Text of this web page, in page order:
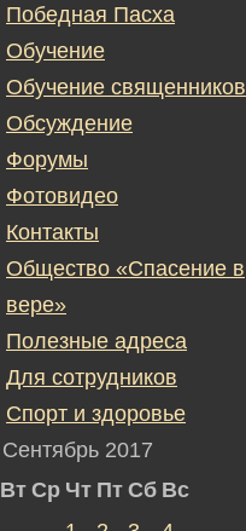
Победная Пасха
Обучение
Обучение священников
Обсуждение
Форумы
Фотовидео
Контакты
Общество «Спасение в
вере»
Полезные адреса
Для сотрудников
Спорт и здоровье
Сентябрь 2017
Вт Ср Чт Пт Сб Вс